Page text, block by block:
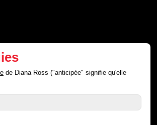
de Diana Ross ("anticipée" signifie qu'elle